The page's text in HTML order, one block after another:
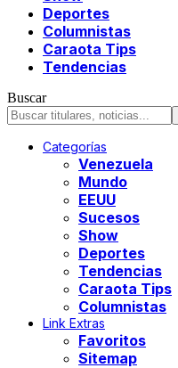
Deportes
Columnistas
Caraota Tips
Tendencias
Buscar
Categorías
Venezuela
Mundo
EEUU
Sucesos
Show
Deportes
Tendencias
Caraota Tips
Columnistas
Link Extras
Favoritos
Sitemap